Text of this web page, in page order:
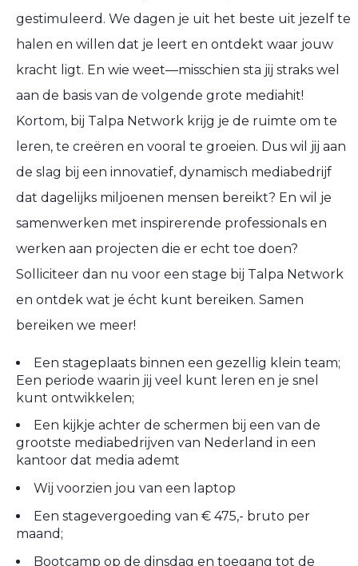
gestimuleerd. We dagen je uit het beste uit jezelf te
halen en willen dat je leert en ontdekt waar jouw
kracht ligt. En wie weet—misschien sta jij straks wel
aan de basis van de volgende grote mediahit!
Kortom, bij Talpa Network krijg je de ruimte om te
leren, te creëren en vooral te groeien. Dus wil jij aan
de slag bij een innovatief, dynamisch mediabedrijf
dat dagelijks miljoenen mensen bereikt? En wil je
samenwerken met inspirerende professionals en
werken aan projecten die er echt toe doen?
Solliciteer dan nu voor een stage bij Talpa Network
en ontdek wat je écht kunt bereiken. Samen
bereiken we meer!
Een stageplaats binnen een gezellig klein team;
Een periode waarin jij veel kunt leren en je snel
kunt ontwikkelen;
Een kijkje achter de schermen bij een van de
grootste mediabedrijven van Nederland in een
kantoor dat media ademt
Wij voorzien jou van een laptop
Een stagevergoeding van € 475,- bruto per
maand;
Bootcamp op de dinsdag en toegang tot de